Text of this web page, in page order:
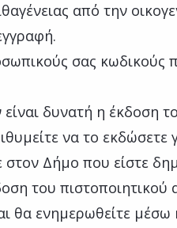
από την
σας κωδικούς
δυνατή η έκδοση
να το εκδώσετε
στον Δήμο που είστε
του
θα ενημερωθείτε μέσω